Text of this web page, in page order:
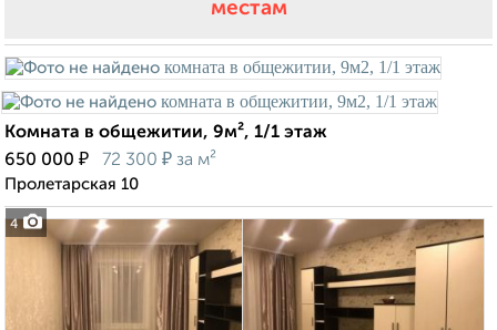
местам
4
Комната в общежитии, 9м², 1/1 этаж
650 000 ₽ 72 300 ₽ за м²
Пролетарская 10